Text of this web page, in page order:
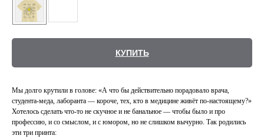
КУПИТЬ
Мы долго крутили в голове: «А что бы действительно порадовало врача,
студента-меда, лаборанта — короче, тех, кто в медицине живёт по-настоящему?»
Хотелось сделать что-то не скучное и не банальное — чтобы было и про
профессию, и со смыслом, и с юмором, но не слишком вычурно. Так родились
эти три принта: